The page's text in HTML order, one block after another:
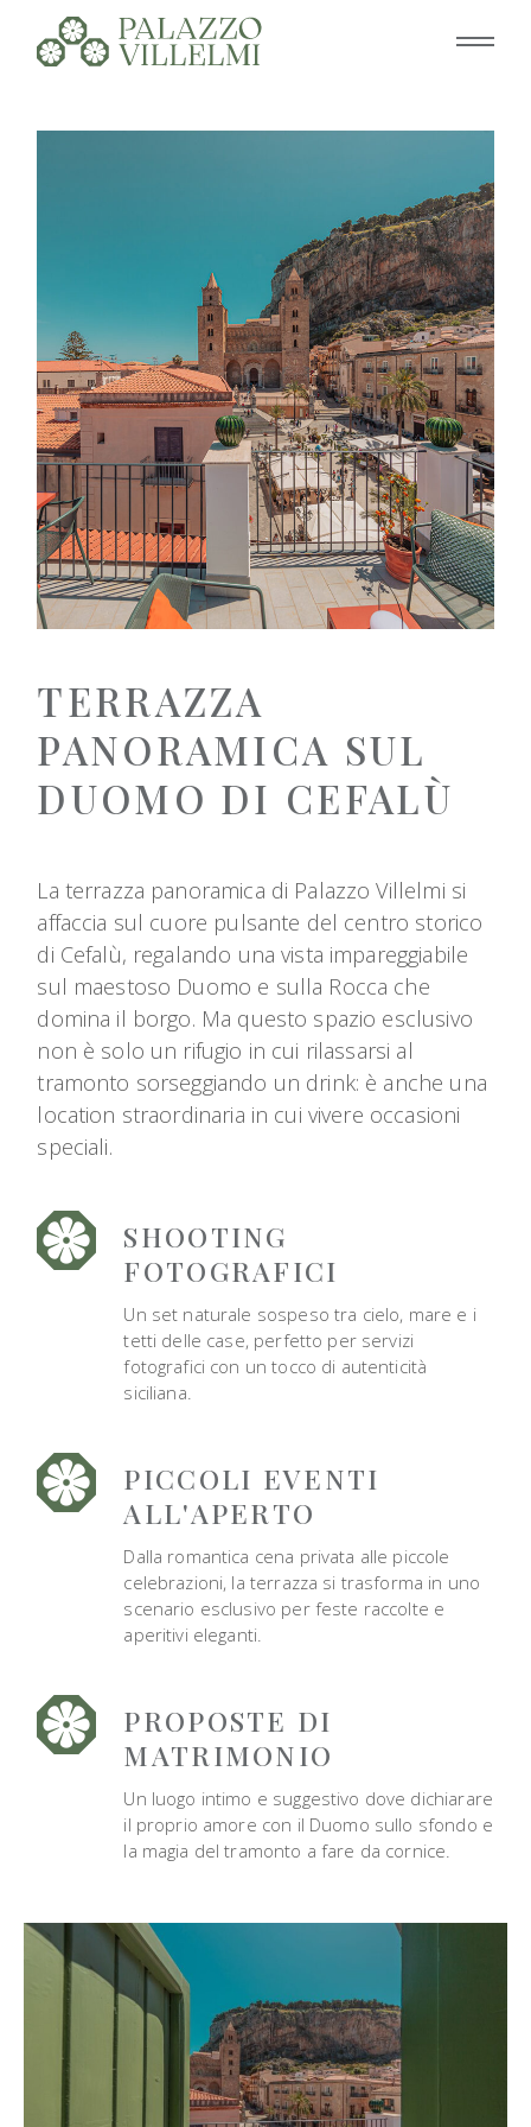
TERRAZZA
PANORAMICA SUL
DUOMO DI CEFALÙ
La terrazza panoramica di Palazzo Villelmi si
affaccia sul cuore pulsante del centro storico
di Cefalù, regalando una vista impareggiabile
sul maestoso Duomo e sulla Rocca che
domina il borgo. Ma questo spazio esclusivo
non è solo un rifugio in cui rilassarsi al
tramonto sorseggiando un drink: è anche una
location straordinaria in cui vivere occasioni
speciali.
SHOOTING
FOTOGRAFICI
Un set naturale sospeso tra cielo, mare e i
tetti delle case, perfetto per servizi
fotografici con un tocco di autenticità
siciliana.
PICCOLI EVENTI
ALL'APERTO
Dalla romantica cena privata alle piccole
celebrazioni, la terrazza si trasforma in uno
scenario esclusivo per feste raccolte e
aperitivi eleganti.
PROPOSTE DI
MATRIMONIO
Un luogo intimo e suggestivo dove dichiarare
il proprio amore con il Duomo sullo sfondo e
la magia del tramonto a fare da cornice.